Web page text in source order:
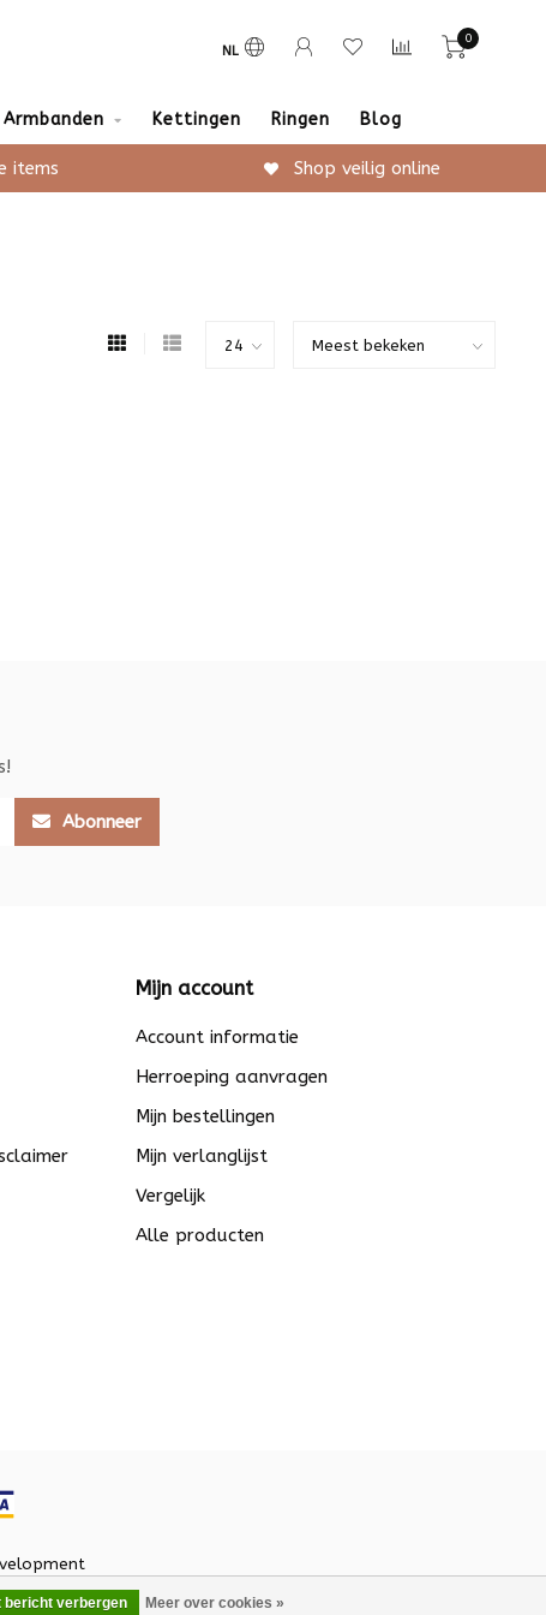
NL
0
Armbanden Kettingen Ringen Blog
items Shop veilig online
bericht verbergen Meer over cookies »
Abonneer
Mijn account
Account informatie
Herroeping aanvragen
Mijn bestellingen
Mijn verlanglijst
Vergelijk
Alle producten